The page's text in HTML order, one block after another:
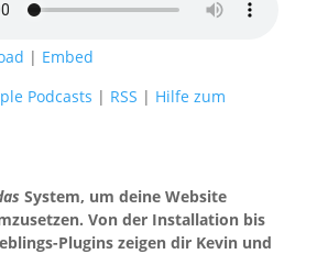
| Embed
Podcasts | RSS | Hilfe zum
System, um deine Website
Von der Installation bis
Plugins zeigen dir Kevin und